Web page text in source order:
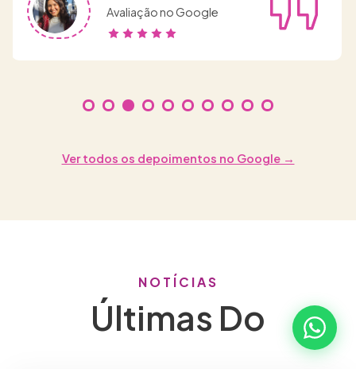
Avaliação no Google
Ver todos os depoimentos no Google →
NOTÍCIAS
Últimas Do